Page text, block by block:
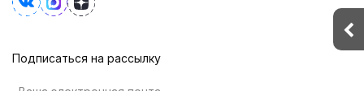
Подписаться на рассылку